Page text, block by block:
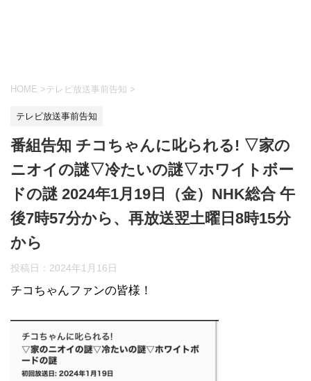
HOME >テレビ放送事前告知 >
テレビ放送事前告知
番組告知 チコちゃんに叱られる! ▽家の
ニオイの謎▽冷たいの謎▽ホワイトボー
ドの謎 2024年1月19日（金）NHK総合 午
後7時57分から、再放送翌土曜日8時15分
から
投稿日： 2024年1月16日
チコちゃんファンの皆様！